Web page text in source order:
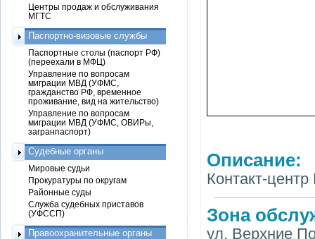
Описание:
Контакт-
Зона
ул. Верхние
Центры продаж и обслуживания
МГТС
Паспортно-визовые службы
Паспортные столы (паспорт РФ)
(переехали в МФЦ)
Управление по вопросам
миграции МВД (УФМС,
гражданство РФ, временное
проживание, вид на жительство)
Управление по вопросам
миграции МВД (УФМС, ОВИРы,
загранпаспорт)
Судебные органы
Мировые судьи
Прокуратуры по округам
Районные суды
Служба судебных приставов
(УФССП)
Правоохранительные органы